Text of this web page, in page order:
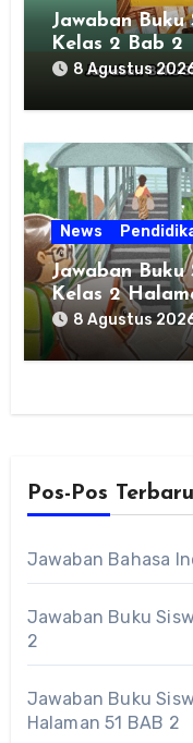
Jawaban Buku
Kelas 2 Bab 2
8 Agustus
News
Jawaban Buku
Kelas 2
8 Agustus
Pos-Pos Terbaru
Jawaban Bahasa
Jawaban Buku
2
Jawaban Buku
Halaman 51 BAB 2